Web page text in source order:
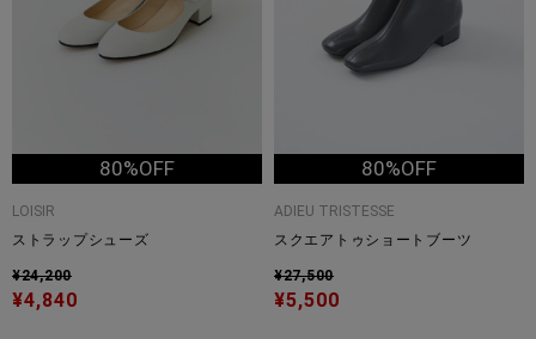
80%OFF
LOISIR
ストラップシューズ
¥24,200
¥4,840
80%OFF
ADIEU TRISTESSE
スクエアトゥショートブーツ
¥27,500
¥5,500